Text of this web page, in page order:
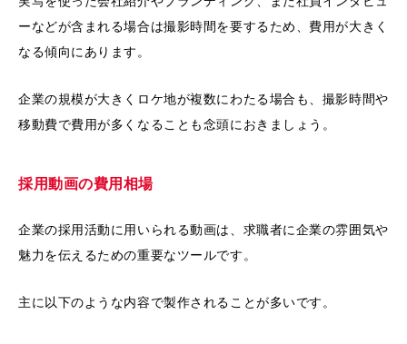
ーなどが含まれる場合は撮影時間を要するため、費用が大きく
なる傾向にあります。
企業の規模が大きくロケ地が複数にわたる場合も、撮影時間や
移動費で費用が多くなることも念頭におきましょう。
採用動画の費用相場
企業の採用活動に用いられる動画は、求職者に企業の雰囲気や
魅力を伝えるための重要なツールです。
主に以下のような内容で製作されることが多いです。